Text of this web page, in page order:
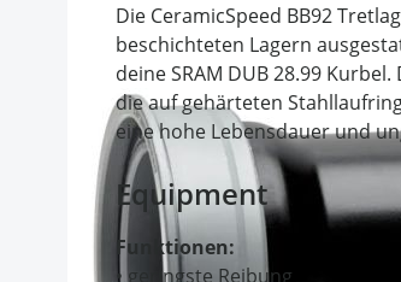
Die CeramicSpeed BB92
beschichteten Lagern
deine SRAM DUB 28.99
die auf gehärteten
eine hohe Lebensdauer und
Equipment
Funktionen:
• geringste Reibung